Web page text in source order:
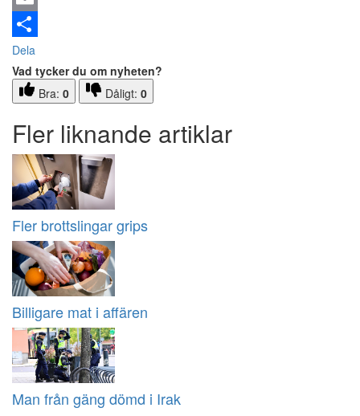
Email
Dela
Vad tycker du om nyheten?
Bra: 0 Dåligt: 0
Fler liknande artiklar
Fler brottslingar grips
Billigare mat i affären
Man från gäng dömd i Irak